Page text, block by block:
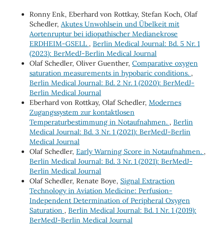
Ronny Enk, Eberhard von Rottkay, Stefan Koch, Olaf
Schedler, Akutes Unwohlsein und Übelkeit mit
Aortenruptur bei idiopathischer Medianekrose
ERDHEIM-GSELL , Berlin Medical Journal: Bd. 5 Nr. 1
(2023): BerMedJ-Berlin Medical Journal
Olaf Schedler, Oliver Guenther, Comparative oxygen
saturation measurements in hypobaric conditions. ,
Berlin Medical Journal: Bd. 2 Nr. 1 (2020): BerMedJ-
Berlin Medical Journal
Eberhard von Rottkay, Olaf Schedler, Modernes
Zugangssystem zur kontaktlosen
Temperaturbestimmung in Notaufnahmen. , Berlin
Medical Journal: Bd. 3 Nr. 1 (2021): BerMedJ-Berlin
Medical Journal
Olaf Schedler, Early Warning Score in Notaufnahmen. ,
Berlin Medical Journal: Bd. 3 Nr. 1 (2021): BerMedJ-
Berlin Medical Journal
Olaf Schedler, Renate Boye, Signal Extraction
Technology in Aviation Medicine: Perfusion-
Independent Determination of Peripheral Oxygen
Saturation , Berlin Medical Journal: Bd. 1 Nr. 1 (2019):
BerMedJ-Berlin Medical Journal